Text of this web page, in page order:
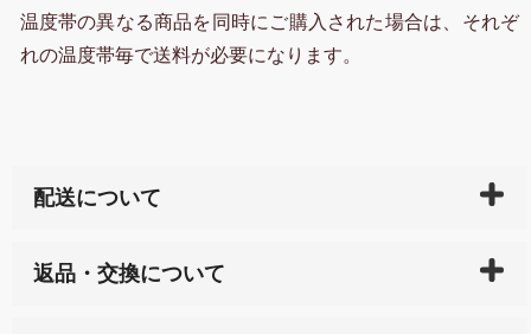
温度帯の異なる商品を同時にご購入された場合は、それぞ
れの温度帯毎で送料が必要になります。
配送について
天ペイ」の方はご注文受付後）、 長崎県下全域に点在
返品・交換について